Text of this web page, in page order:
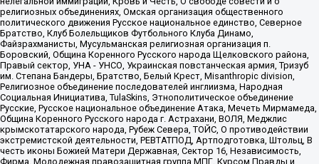
религиозных объединениях, Омская организация общественного
политического движения Русское национальное единство, Северное
Братство, Клуб Болельщиков Футбольного Клуба Динамо,
Файзрахманисты, Мусульманская религиозная организация п.
Боровский, Община Коренного Русского народа Щелковского района,
Правый сектор, УНА - УНСО, Украинская повстанческая армия, Тризуб
им. Степана Бандеры, Братство, Белый Крест, Misanthropic division,
Религиозное объединение последователей инглиизма, Народная
Социальная Инициатива, TulaSkins, Этнополитическое объединение
Русские, Русское национальное объединение Атака, Мечеть Мирмамеда,
Община Коренного Русского народа г. Астрахани, ВОЛЯ, Меджлис
крымскотатарского народа, Рубеж Севера, ТОЙС, О противодействии
экстремистской деятельности, РЕВТАТПОД, Артподготовка, Штольц, В
честь иконы Божией Матери Державная, Сектор 16, Независимость,
Фирма, Молодежная правозащитная группа МПГ, Курсом Правды и